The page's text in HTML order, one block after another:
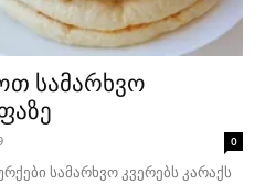
სამარხვო
0
სამარხვო კვერებს კარაქს